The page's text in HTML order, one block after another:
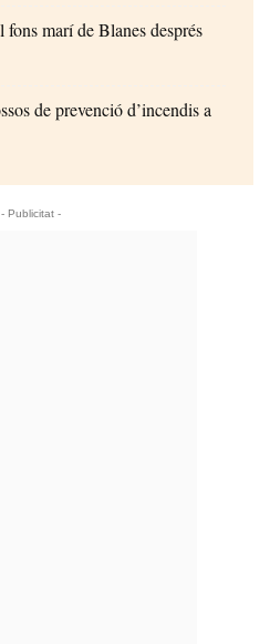
marí de Blanes després
de prevenció d’incendis a
- Publicitat -